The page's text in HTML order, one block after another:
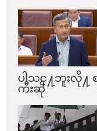
ပါသင္႔ဘူးလို႔ စ
ကီးဆို